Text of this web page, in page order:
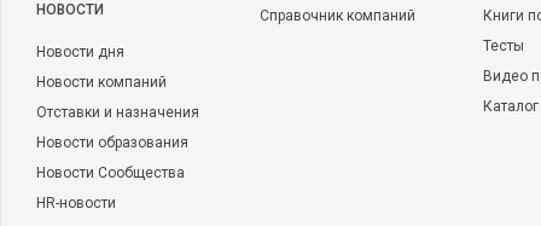
НОВОСТИ
Новости дня
Новости компаний
Отставки и назначения
Новости образования
Новости Сообщества
HR-новости
Справочник компаний
Книги
Тесты
Видео